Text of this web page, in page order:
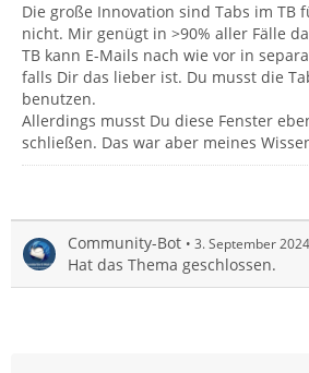
Die große Innovation sind Tabs im TB
nicht. Mir genügt in >90% aller Fälle
TB kann E-Mails nach wie vor in
falls Dir das lieber ist. Du musst die
benutzen.
Allerdings musst Du diese Fenster
schließen. Das war aber meines
Community-Bot 3. September
Hat das Thema geschlossen.